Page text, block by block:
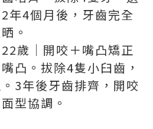
年4個月後，牙齒完全
。
歲｜開咬＋嘴凸矯正
凸。拔除4隻小臼齒，
3年後牙齒排齊，開咬
型協調。